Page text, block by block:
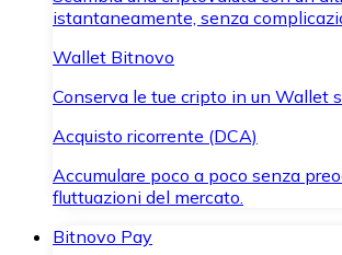
istantaneamente, senza
Wallet Bitnovo
Conserva le tue cripto in un Wallet
Acquisto ricorrente (DCA)
Accumulare poco a poco senza
fluttuazioni del mercato.
Bitnovo Pay